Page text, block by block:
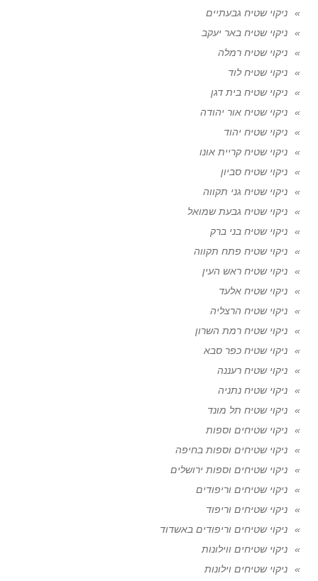
ניקוי שטיח גבעתיים
ניקוי שטיח באר יעקב
ניקוי שטיח רמלה
ניקוי שטיח לוד
ניקוי שטיח בית דגן
ניקוי שטיח אור יהודה
ניקוי שטיח יהוד
ניקוי שטיח קריית אונו
ניקוי שטיח סביון
ניקוי שטיח גני תקווה
ניקוי שטיח גבעת שמואל
ניקוי שטיח בני ברק
ניקוי שטיח פתח תקווה
ניקוי שטיח ראש העין
ניקוי שטיח אלעד
ניקוי שטיח הרצליה
ניקוי שטיח רמת השרון
ניקוי שטיח כפר סבא
ניקוי שטיח רעננה
ניקוי שטיח נתניה
ניקוי שטיח תל מונד
ניקוי שטיחים וספות
ניקוי שטיחים וספות בחיפה
ניקוי שטיחים וספות ירושלים
ניקוי שטיחים וריפודים
ניקוי שטיחים וריפוד
ניקוי שטיחים וריפודים באשדוד
ניקוי שטיחים ווילונות
ניקוי שטיחים וילונות